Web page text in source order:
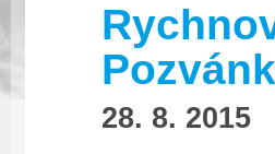
28. 8. 2015